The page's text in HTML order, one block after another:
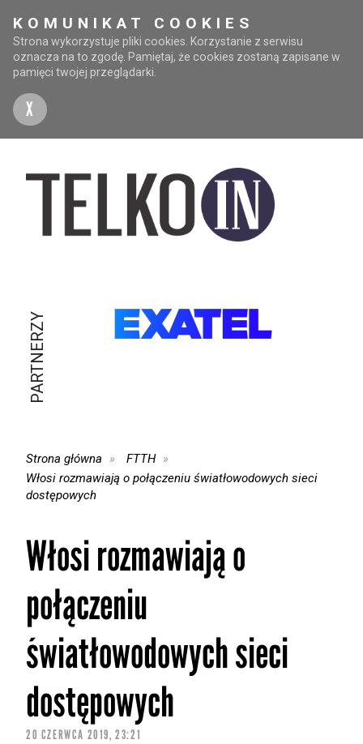
KOMUNIKAT COOKIES
Strona wykorzystuje pliki cookies. Korzystanie z serwisu
oznacza na to zgodę. Pamiętaj, że cookies zostaną zapisane w
pamięci twojej przeglądarki.
X
PARTNERZY
Strona główna
FTTH
Włosi rozmawiają o połączeniu światłowodowych sieci
dostępowych
Włosi rozmawiają o
połączeniu
światłowodowych sieci
dostępowych
20 CZERWCA 2019, 23:21